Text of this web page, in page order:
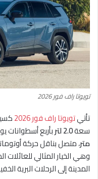
تويوتا راف فور 2026
تأتيتويوتا راف فور 2026
سعة2.0 لتر بأربع أسطوانات
متر، متصل بناقل حركة
وهي الخيار المثالي
المدينة إلى الرحلات البرية